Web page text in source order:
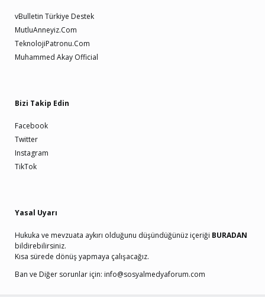
vBulletin Türkiye Destek
MutluAnneyiz.Com
TeknolojiPatronu.Com
Muhammed Akay Official
Bizi Takip Edin
Facebook
Twitter
Instagram
TikTok
Yasal Uyarı
Hukuka ve mevzuata aykırı olduğunu düşündüğünüz içeriği BURADAN
bildirebilirsiniz.
Kısa sürede dönüş yapmaya çalışacağız.
Ban ve Diğer sorunlar için: info@sosyalmedyaforum.com